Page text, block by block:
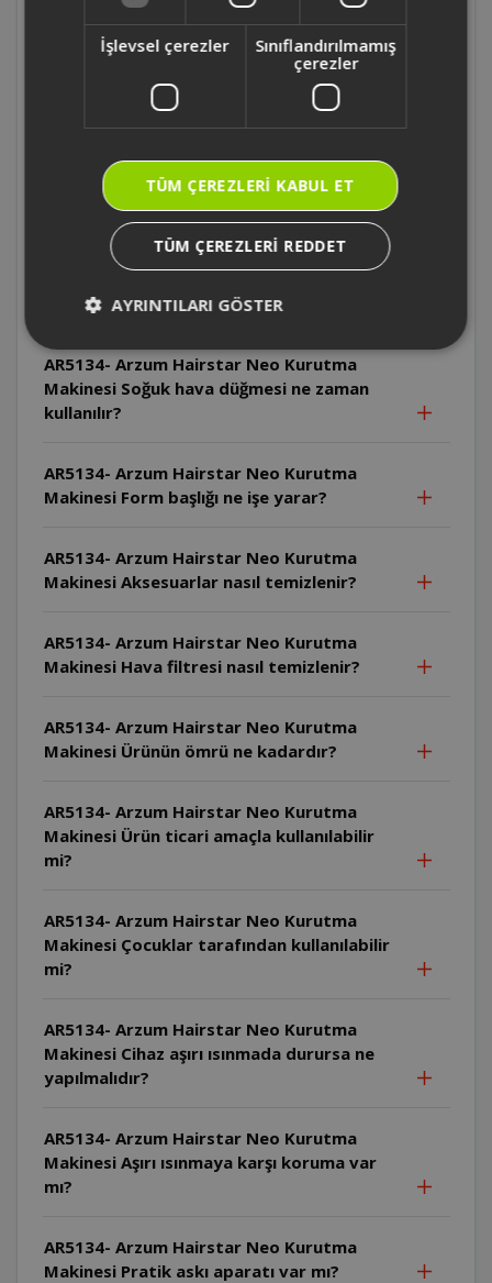
AR5134- Arzum Hairstar Neo Kurutma
Makinesi Cihaz pratik askı halkası ile nasıl
Makinesi Cihazın kablosu nasıl
saklanmalıdır?
AR5134- Arzum Hairstar Neo Kurutma
ısı ayarında kullanılabilir?
AR5134- Arzum Hairstar Neo Kurutma
Makinesi Soğuk hava düğmesi ne zaman
kullanılır?
AR5134- Arzum Hairstar Neo Kurutma
Makinesi Form başlığı ne işe yarar?
AR5134- Arzum Hairstar Neo Kurutma
Makinesi Aksesuarlar nasıl temizlenir?
AR5134- Arzum Hairstar Neo Kurutma
Makinesi Hava filtresi nasıl temizlenir?
AR5134- Arzum Hairstar Neo Kurutma
Makinesi Ürünün ömrü ne kadardır?
AR5134- Arzum Hairstar Neo Kurutma
Makinesi Ürün ticari amaçla kullanılabilir
mi?
AR5134- Arzum Hairstar Neo Kurutma
Makinesi Çocuklar tarafından kullanılabilir
mi?
AR5134- Arzum Hairstar Neo Kurutma
Makinesi Cihaz aşırı ısınmada durursa ne
yapılmalıdır?
AR5134- Arzum Hairstar Neo Kurutma
Makinesi Aşırı ısınmaya karşı koruma var
mı?
AR5134- Arzum Hairstar Neo Kurutma
Makinesi Pratik askı aparatı var mı?
İşlevsel çerezler
Sınıflandırılmamış
çerezler
TÜM ÇEREZLERI KABUL ET
TÜM ÇEREZLERI REDDET
AYRINTILARI GÖSTER